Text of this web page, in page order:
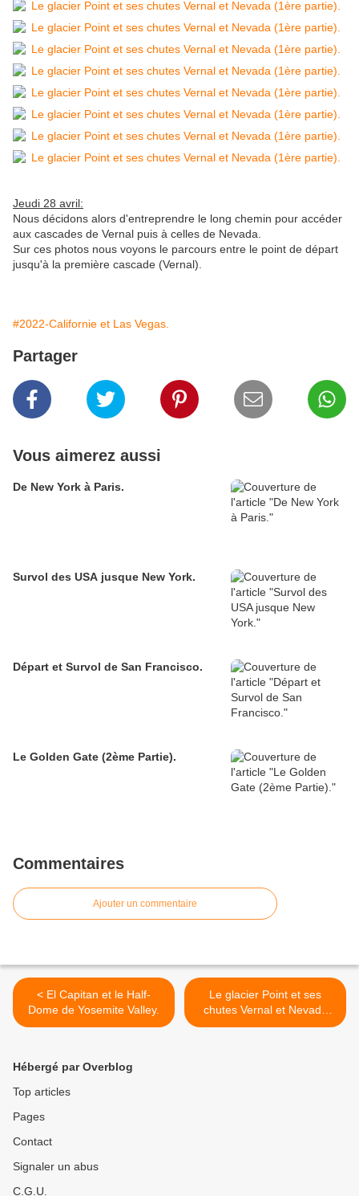
Jeudi 28 avril:
Nous décidons alors d'entreprendre le long chemin pour accéder
aux cascades de Vernal puis à celles de Nevada.
Sur ces photos nous voyons le parcours entre le point de départ
jusqu'à la première cascade (Vernal).
#2022-Californie et Las Vegas.
Partager
Vous aimerez aussi
De New York à Paris.
Survol des USA jusque New York.
Départ et Survol de San Francisco.
Le Golden Gate (2ème Partie).
Commentaires
Ajouter un commentaire
< El Capitan et le Half-
Dome de Yosemite Valley.
Le glacier Point et ses
chutes Vernal et Nevada
(2ème partie). >
Hébergé par Overblog
Top articles
Pages
Contact
Signaler un abus
C.G.U.